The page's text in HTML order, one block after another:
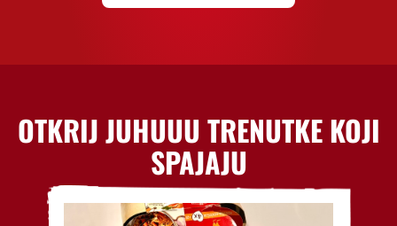
OTKRIJ JUHUUU TRENUTKE KOJI
SPAJAJU